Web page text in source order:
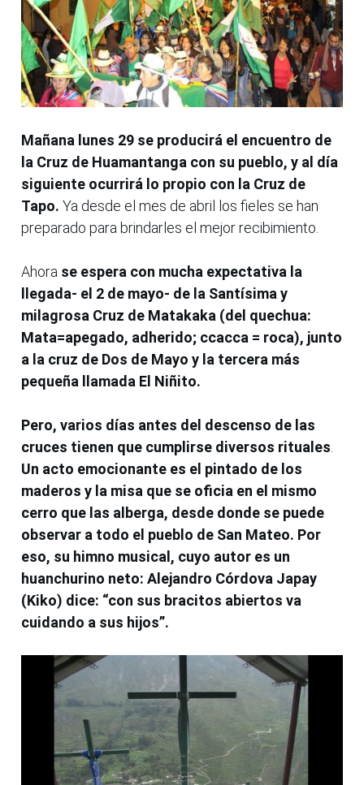
Mañana lunes 29 se producirá el encuentro de
la Cruz de Huamantanga con su pueblo, y al día
siguiente ocurrirá lo propio con la Cruz de
Tapo. Ya desde el mes de abril los fieles se han
preparado para brindarles el mejor recibimiento.
Ahora se espera con mucha expectativa la
llegada- el 2 de mayo- de la Santísima y
milagrosa Cruz de Matakaka (del quechua:
Mata=apegado, adherido; ccacca = roca), junto
a la cruz de Dos de Mayo y la tercera más
pequeña llamada El Niñito.
Pero, varios días antes del descenso de las
cruces tienen que cumplirse diversos rituales.
Un acto emocionante es el pintado de los
maderos y la misa que se oficia en el mismo
cerro que las alberga, desde donde se puede
observar a todo el pueblo de San Mateo. Por
eso, su himno musical, cuyo autor es un
huanchurino neto: Alejandro Córdova Japay
(Kiko) dice: “con sus bracitos abiertos va
cuidando a sus hijos”.